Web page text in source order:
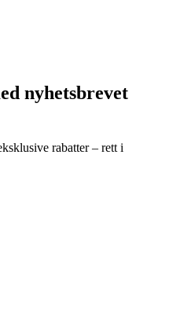
nyhetsbrevet
rabatter – rett i